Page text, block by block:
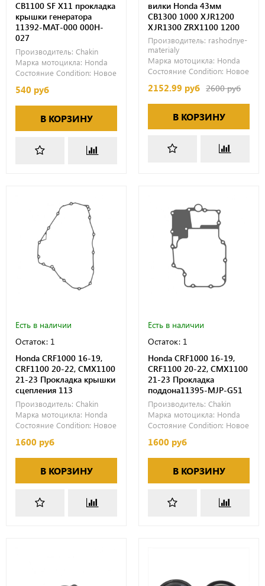
CB1100 SF X11 прокладка
крышки генератора
11392-MAT-000 000H-
027
Производитель: Chakin
Марка мотоцикла: Honda
Состояние Condition: Новое
540 руб
В КОРЗИНУ
вилки Honda 43мм
CB1300 1000 XJR1200
XJR1300 ZRX1100 1200
Производитель: rashodnye-
materialy
Марка мотоцикла: Honda
Состояние Condition: Новое
2152.99 руб 2600 руб
В КОРЗИНУ
Есть в наличии
Остаток: 1
Honda CRF1000 16-19,
CRF1100 20-22, CMX1100
21-23 Прокладка крышки
сцепления 113
Производитель: Chakin
Марка мотоцикла: Honda
Состояние Condition: Новое
1600 руб
В КОРЗИНУ
Есть в наличии
Остаток: 1
Honda CRF1000 16-19,
CRF1100 20-22, CMX1100
21-23 Прокладка
поддона11395-MJP-G51
Производитель: Chakin
Марка мотоцикла: Honda
Состояние Condition: Новое
1600 руб
В КОРЗИНУ